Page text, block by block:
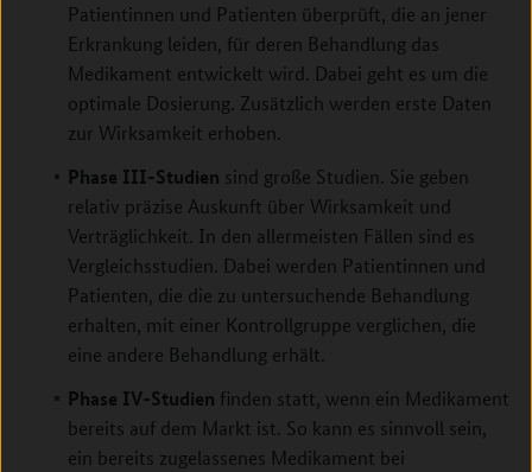
Patientinnen und Patienten überprüft, die an jener
Erkrankung leiden, für deren Behandlung das
Medikament entwickelt wird. Dabei geht es um die
optimale Dosierung. Zusätzlich werden erste Daten
zur Wirksamkeit erhoben.
Phase III-Studien sind große Studien. Sie geben
relativ präzise Auskunft über Wirksamkeit und
Verträglichkeit. In den allermeisten Fällen sind es
Vergleichsstudien. Dabei werden Patientinnen und
Patienten, die die zu untersuchende Behandlung
erhalten, mit einer Kontrollgruppe verglichen, die
eine andere Behandlung erhält.
Phase IV-Studien finden statt, wenn ein Medikament
bereits auf dem Markt ist. So kann es sinnvoll sein,
ein bereits zugelassenes Medikament bei